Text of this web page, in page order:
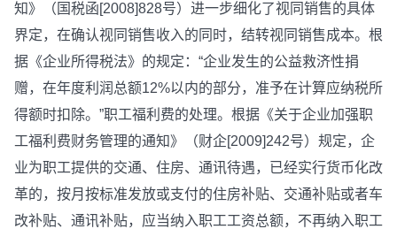
知》（国税函[2008]828号）进一步细化了视同销售的具体
界定，在确认视同销售收入的同时，结转视同销售成本。根
据《企业所得税法》的规定：“企业发生的公益救济性捐
赠，在年度利润总额12%以内的部分，准予在计算应纳税所
得额时扣除。”职工福利费的处理。根据《关于企业加强职
工福利费财务管理的通知》（财企[2009]242号）规定，企
业为职工提供的交通、住房、通讯待遇，已经实行货币化改
革的，按月按标准发放或支付的住房补贴、交通补贴或者车
改补贴、通讯补贴，应当纳入职工工资总额，不再纳入职工